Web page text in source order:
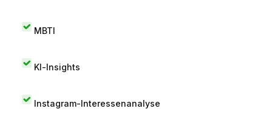
MBTI
KI-Insights
Instagram-Interessenanalyse